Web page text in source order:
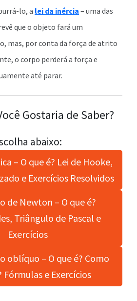
lo, a lei da inércia – uma das
que o objeto fará um
mas, por conta da força de atrito
o corpo perderá a força e
até parar.
Gostaria de Saber?
abaixo:
– O que é? Lei de Hooke,
e Exercícios Resolvidos
de Newton – O que é?
Triângulo de Pascal e
Exercícios
oblíquo – O que é? Como
Fórmulas e Exercícios